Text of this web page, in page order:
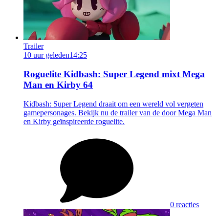
Trailer
10 uur geleden14:25
Roguelite Kidbash: Super Legend mixt Mega
Man en Kirby 64
Kidbash: Super Legend draait om een wereld vol vergeten
gamepersonages. Bekijk nu de trailer van de door Mega Man
en Kirby geïnspireerde roguelite.
0 reacties